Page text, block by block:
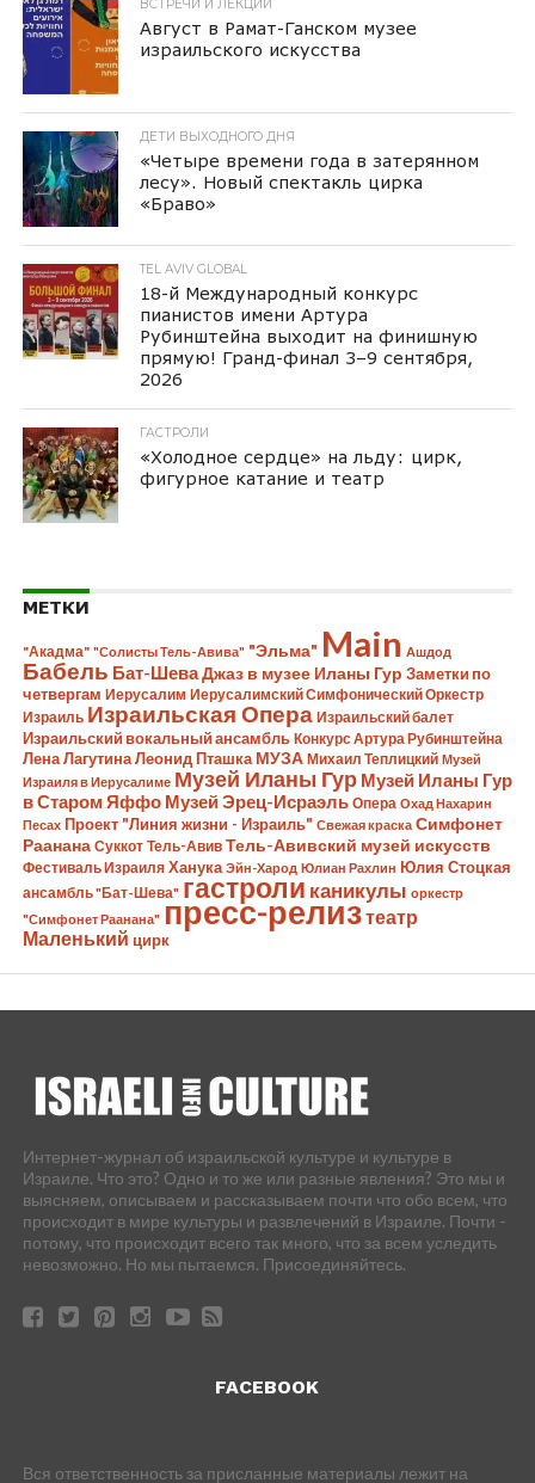
ВСТРЕЧИ И ЛЕКЦИИ
Август в Рамат-Ганском музее
израильского искусства
ДЕТИ ВЫХОДНОГО ДНЯ
«Четыре времени года в затерянном
лесу». Новый спектакль цирка
«Браво»
TEL AVIV GLOBAL
18-й Международный конкурс
пианистов имени Артура
Рубинштейна выходит на финишную
прямую! Гранд-финал 3–9 сентября,
2026
ГАСТРОЛИ
«Холодное сердце» на льду: цирк,
фигурное катание и театр
МЕТКИ
"Акадма" "Солисты Тель-Авива" "Эльма" Main Ашдод
Бабель Бат-ШеваДжаз в музее Иланы Гур Заметки по
четвергам Иерусалим Иерусалимский Симфонический Оркестр
Израиль Израильская Опера Израильский балет
Израильский вокальный ансамбль Конкурс Артура Рубинштейна
Лена Лагутина Леонид Пташка МУЗА Михаил Теплицкий Музей
Израиля в Иерусалиме Музей Иланы Гур Музей Иланы Гур
в Старом Яффо Музей Эрец-Исраэль Опера Охад Нахарин
Песах Проект "Линия жизни - Израиль" Свежая краска Симфонет
Раанана Суккот Тель-Авив Тель-Авивский музей искусств
Фестиваль Израиля Ханука Эйн-Харод Юлиан Рахлин Юлия Стоцкая
ансамбль "Бат-Шева" гастроли каникулы оркестр
"Симфонет Раанана" пресс-релизтеатр
Маленький цирк
Интернет-журнал об израильской культуре и культуре в
Израиле. Что это? Одно и то же или разные явления? Это мы и
выясняем, описываем и рассказываем почти что обо всем, что
происходит в мире культуры и развлечений в Израиле. Почти -
потому, что происходит всего так много, что за всем уследить
невозможно. Но мы пытаемся. Присоединяйтесь.
FACEBOOK
Вся ответственность за присланные материалы лежит на